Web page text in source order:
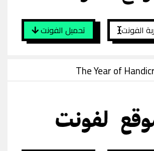
تحميل الفونت الفونت
The Year of